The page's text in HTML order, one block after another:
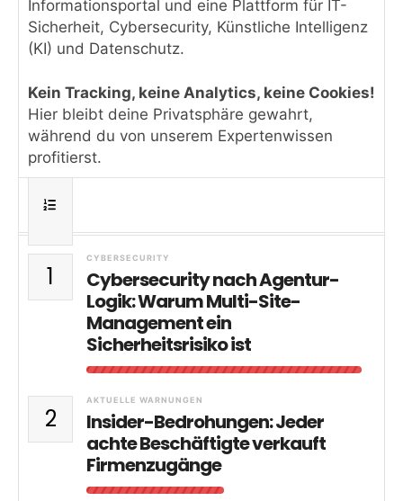
Informationsportal und eine Plattform für IT-
Sicherheit, Cybersecurity, Künstliche Intelligenz
(KI) und Datenschutz.
Kein Tracking, keine Analytics, keine Cookies!
Hier bleibt deine Privatsphäre gewahrt,
während du von unserem Expertenwissen
profitierst.
1
CYBERSECURITY
Cybersecurity nach Agentur-
Logik: Warum Multi-Site-
Management ein
Sicherheitsrisiko ist
2
AKTUELLE WARNUNGEN
Insider-Bedrohungen: Jeder
achte Beschäftigte verkauft
Firmenzugänge